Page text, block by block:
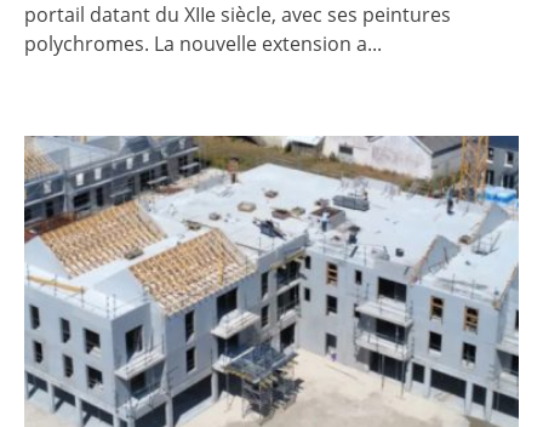
portail datant du XIIe siècle, avec ses peintures
polychromes. La nouvelle extension a...